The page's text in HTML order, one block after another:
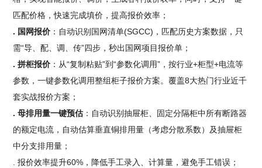
匹配价格，快速完成填价，提高报价效率；
. 国网报价 ：自动识别国网清单(SGCC)，匹配历史方案数据，只
需“导、配、调、传”四步，秒出国网项目报价单；
. 拼柜报价 ：从“复制粘贴”到“参数化调用”，按行业+柜型+电流等
参数，一键参数化调用整组柜子报价方案。覆盖8大热门行业近千
套实战报价方案；
. 母排用量一键预估 ：自动识别抽屉柜、固定分隔柜中所有断路器
的额定电流，自动估算垂直铜排用量（考虑分散系数）及抽屉柜
中分支排用量；
. 报价效率提升60%，降低手工录入、计算量，避免手工错误；